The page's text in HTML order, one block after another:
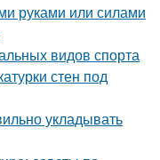
руками или силами
видов спорта
стен под
укладывать